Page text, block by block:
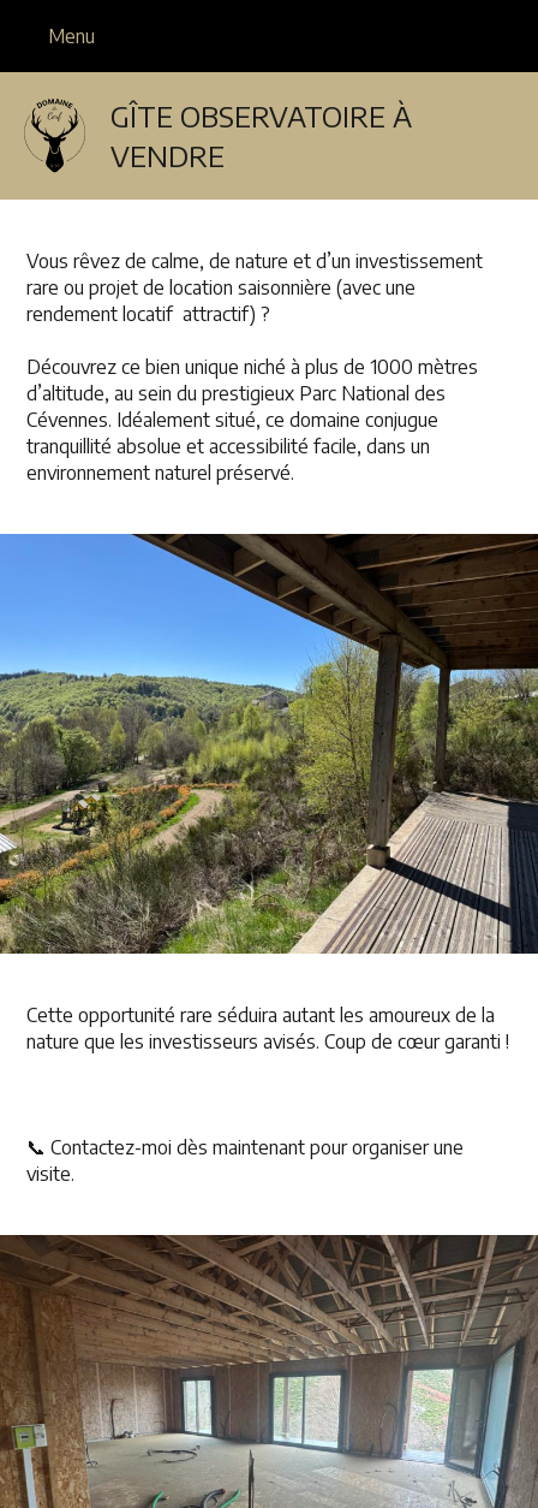
Menu
GÎTE OBSERVATOIRE À
VENDRE
Vous rêvez de calme, de nature et d’un investissement
rare ou projet de location saisonnière (avec une
rendement locatif attractif) ?
Découvrez ce bien unique niché à plus de 1000 mètres
d’altitude, au sein du prestigieux Parc National des
Cévennes. Idéalement situé, ce domaine conjugue
tranquillité absolue et accessibilité facile, dans un
environnement naturel préservé.
Cette opportunité rare séduira autant les amoureux de la
nature que les investisseurs avisés. Coup de cœur garanti !
📞 Contactez-moi dès maintenant pour organiser une
visite.